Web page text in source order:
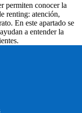
permiten conocer la
renting: atención,
En este apartado se
a entender la